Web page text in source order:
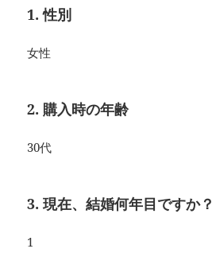
1. 性別
女性
2. 購入時の年齢
30代
3. 現在、結婚何年目ですか？
1